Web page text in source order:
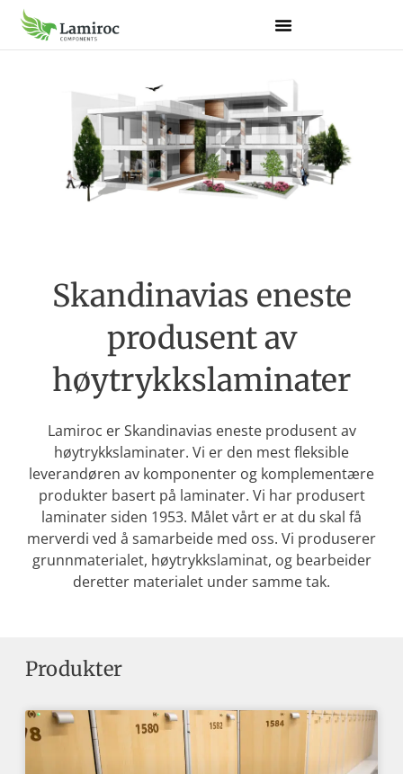
Skandinavias eneste
produsent av
høytrykkslaminater
Lamiroc er Skandinavias eneste produsent av
høytrykkslaminater. Vi er den mest fleksible
leverandøren av komponenter og komplementære
produkter basert på laminater. Vi har produsert
laminater siden 1953. Målet vårt er at du skal få
merverdi ved å samarbeide med oss. Vi produserer
grunnmaterialet, høytrykkslaminat, og bearbeider
deretter materialet under samme tak.
Produkter